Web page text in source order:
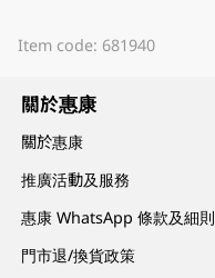
Item code: 681940
關於惠康
關於惠康
推廣活動及服務
惠康 WhatsApp 條款及細則
門市退/換貨政策